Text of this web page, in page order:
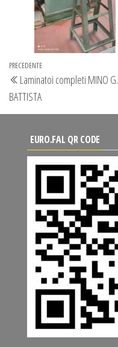
Navigazione
articoli
Articolo
precedente
PRECEDENTE
Laminatoi completi MINO G.
BATTISTA
EURO.FAL QR CODE